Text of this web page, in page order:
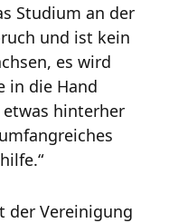
Studium an der
und ist kein
es wird
in die Hand
hinterher
der Vereinigung